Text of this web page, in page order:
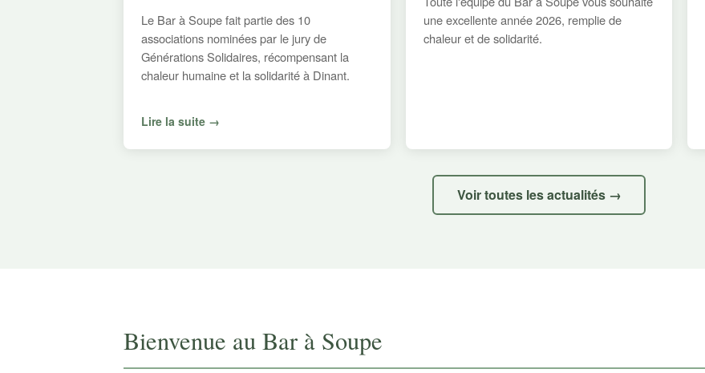
Le Bar à Soupe fait partie des 10
associations nominées par le jury de
Générations Solidaires, récompensant la
chaleur humaine et la solidarité à Dinant.
Lire la suite →
une excellente année 2026, remplie de
chaleur et de solidarité.
Voir toutes les actualités →
Bienvenue au Bar à Soupe